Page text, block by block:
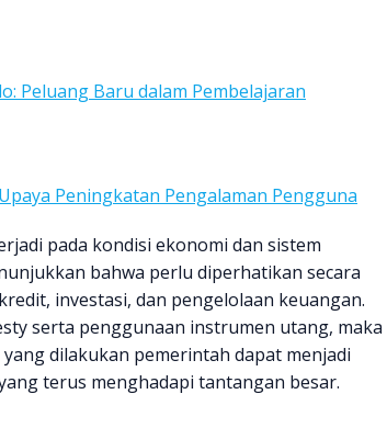
Peluang Baru dalam Pembelajaran
Peningkatan Pengalaman Pengguna
pada kondisi ekonomi dan sistem
bahwa perlu diperhatikan secara
investasi, dan pengelolaan keuangan.
serta penggunaan instrumen utang, maka
dilakukan pemerintah dapat menjadi
terus menghadapi tantangan besar.